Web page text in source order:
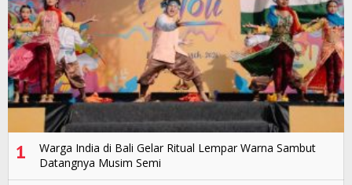
1
Warga India di Bali Gelar Ritual Lempar Warna Sambut
Datangnya Musim Semi